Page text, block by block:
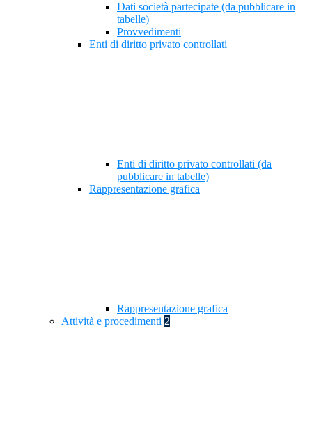
Dati società partecipate (da pubblicare in
tabelle)
Provvedimenti
Enti di diritto privato controllati
Enti di diritto privato controllati (da
pubblicare in tabelle)
Rappresentazione grafica
Rappresentazione grafica
Attività e procedimenti 2